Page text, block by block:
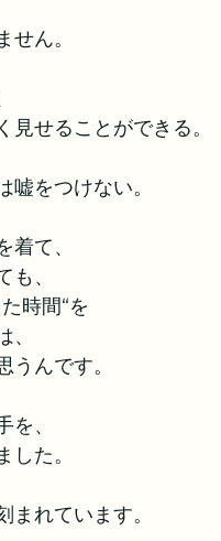
せん。
見せることができる。
嘘をつけない。
着て、
、
時間“を
うんです。
、
した。
まれています。